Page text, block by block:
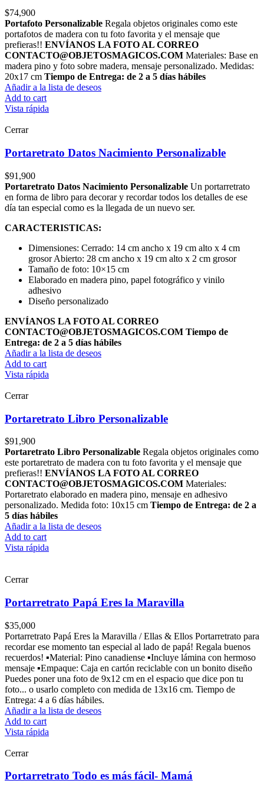
$74,900
Portafoto Personalizable Regala objetos originales como este
portafotos de madera con tu foto favorita y el mensaje que
prefieras!! ENVÍANOS LA FOTO AL CORREO
CONTACTO@OBJETOSMAGICOS.COM Materiales: Base en
madera pino y foto sobre madera, mensaje personalizado. Medidas:
20x17 cm Tiempo de Entrega: de 2 a 5 días hábiles
Añadir a la lista de deseos
Add to cart
Vista rápida
Cerrar
Portaretrato Datos Nacimiento Personalizable
$91,900
Portaretrato Datos Nacimiento Personalizable Un portarretrato
en forma de libro para decorar y recordar todos los detalles de ese
día tan especial como es la llegada de un nuevo ser.
CARACTERISTICAS:
Dimensiones: Cerrado: 14 cm ancho x 19 cm alto x 4 cm
grosor Abierto: 28 cm ancho x 19 cm alto x 2 cm grosor
Tamaño de foto: 10×15 cm
Elaborado en madera pino, papel fotográfico y vinilo
adhesivo
Diseño personalizado
ENVÍANOS LA FOTO AL CORREO
CONTACTO@OBJETOSMAGICOS.COM Tiempo de
Entrega: de 2 a 5 días hábiles
Añadir a la lista de deseos
Add to cart
Vista rápida
Cerrar
Portaretrato Libro Personalizable
$91,900
Portaretrato Libro Personalizable Regala objetos originales como
este portaretrato de madera con tu foto favorita y el mensaje que
prefieras!! ENVÍANOS LA FOTO AL CORREO
CONTACTO@OBJETOSMAGICOS.COM Materiales:
Portaretrato elaborado en madera pino, mensaje en adhesivo
personalizado. Medida foto: 10x15 cm Tiempo de Entrega: de 2 a
5 días hábiles
Añadir a la lista de deseos
Add to cart
Vista rápida
Cerrar
Portarretrato Papá Eres la Maravilla
$35,000
Portarretrato Papá Eres la Maravilla / Ellas & Ellos Portarretrato para
recordar ese momento tan especial al lado de papá! Regala buenos
recuerdos! ▪Material: Pino canadiense ▪Incluye lámina con hermoso
mensaje ▪Empaque: Caja en cartón reciclable con un bonito diseño
Puedes poner una foto de 9x12 cm en el espacio que dice pon tu
foto... o usarlo completo con medida de 13x16 cm. Tiempo de
Entrega: 4 a 6 días hábiles.
Añadir a la lista de deseos
Add to cart
Vista rápida
Cerrar
Portarretrato Todo es más fácil- Mamá